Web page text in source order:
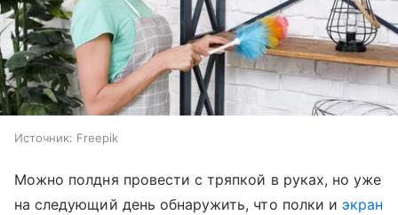
Источник: Freepik
Можно полдня провести с тряпкой в руках, но уже
на следующий день обнаружить, что полки и экран